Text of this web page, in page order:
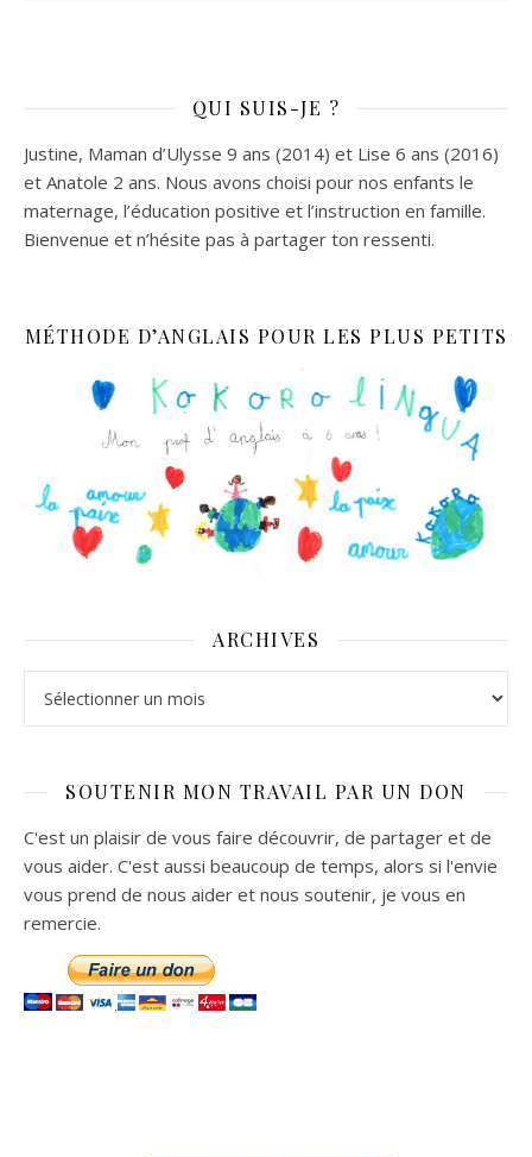
QUI SUIS-JE ?
Justine, Maman d’Ulysse 9 ans (2014) et Lise 6 ans (2016)
et Anatole 2 ans. Nous avons choisi pour nos enfants le
maternage, l’éducation positive et l’instruction en famille.
Bienvenue et n’hésite pas à partager ton ressenti.
MÉTHODE D’ANGLAIS POUR LES PLUS PETITS
ARCHIVES
SOUTENIR MON TRAVAIL PAR UN DON
C'est un plaisir de vous faire découvrir, de partager et de
vous aider. C'est aussi beaucoup de temps, alors si l'envie
vous prend de nous aider et nous soutenir, je vous en
remercie.